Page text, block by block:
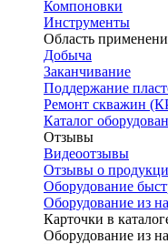
Компоновки
Инструменты
Область
Добыча
Заканчивание
Поддержание
Ремонт скважин
Каталог
Отзывы
Видеоотзывы
Отзывы о
Оборудование
Оборудование из
Карточки в
Оборудование из